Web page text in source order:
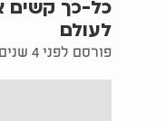
כל-כך קשים
לעולם
פורסם לפני 4 שנים